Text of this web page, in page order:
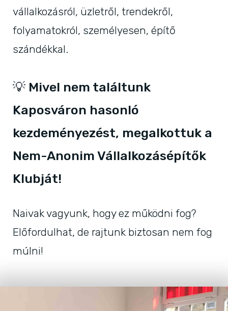
vállalkozásról, üzletről, trendekről,
folyamatokról, személyesen, építő
szándékkal.
💡 Mivel nem találtunk
Kaposváron hasonló
kezdeményezést, megalkottuk a
Nem-Anonim Vállalkozásépítők
Klubját!
Naivak vagyunk, hogy ez működni fog?
Előfordulhat, de rajtunk biztosan nem fog
múlni!